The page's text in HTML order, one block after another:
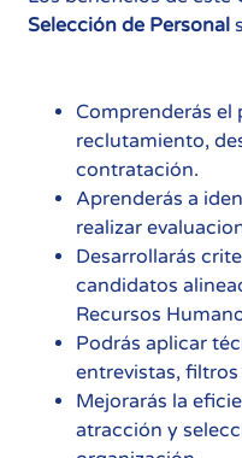
Selección de Personal
Comprenderás
reclutamiento,
contratación.
Aprenderás a
realizar
Desarrollarás
candidatos
Recursos
Podrás aplicar
entrevistas,
Mejorarás la
atracción y